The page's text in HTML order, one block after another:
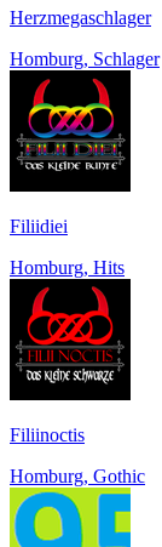
Herzmegaschlager
Homburg, Schlager
Filiidiei
Homburg, Hits
Filiinoctis
Homburg, Gothic